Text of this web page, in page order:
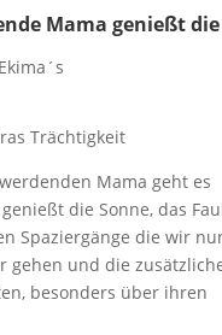
Mama genießt
Ekima´s
Trächtigkeit
Mama geht es
die Sonne, das
Spaziergänge die wir
gehen und die
besonders über ihren